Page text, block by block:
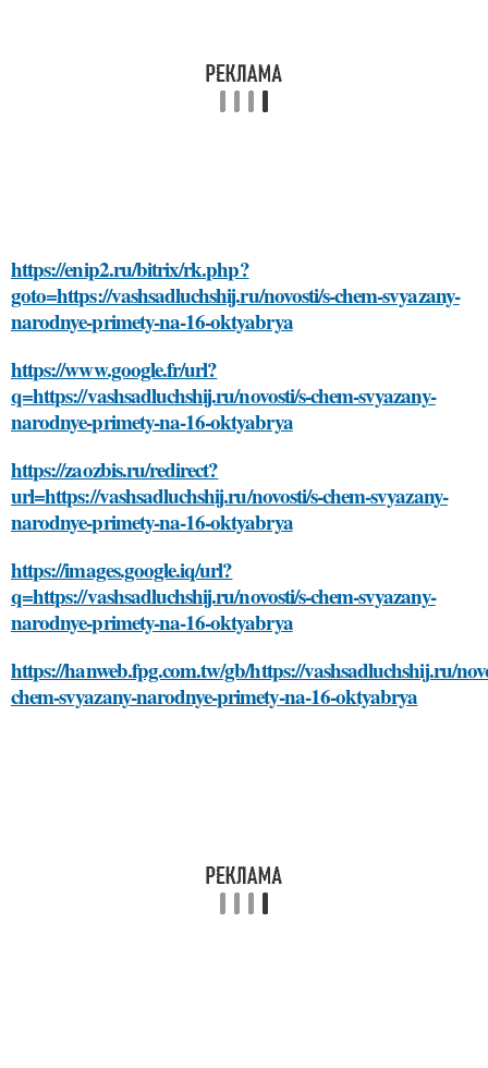
https://enip2.ru/bitrix/rk.php?
goto=https://vashsadluchshij.ru/novosti/s-chem-svyazany-
narodnye-primety-na-16-oktyabrya
https://www.google.fr/url?
q=https://vashsadluchshij.ru/novosti/s-chem-svyazany-
narodnye-primety-na-16-oktyabrya
https://zaozbis.ru/redirect?
url=https://vashsadluchshij.ru/novosti/s-chem-svyazany-
narodnye-primety-na-16-oktyabrya
https://images.google.iq/url?
q=https://vashsadluchshij.ru/novosti/s-chem-svyazany-
narodnye-primety-na-16-oktyabrya
https://hanweb.fpg.com.tw/gb/https://vashsadluchshij.ru/
chem-svyazany-narodnye-primety-na-16-oktyabrya